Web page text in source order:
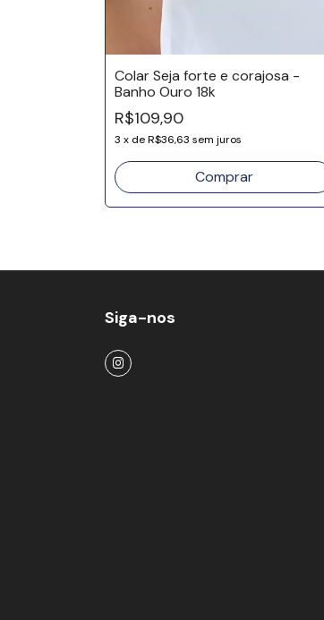
Colar Seja forte e corajosa -
Banho Ouro 18k
R$109,90
3 x deR$36,63 sem juros
Siga-nos